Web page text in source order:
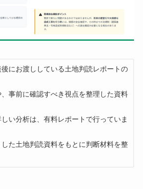
にお渡ししている土地判読レポートの
事前に確認すべき視点を整理した資料
い分析は、有料レポートで行っていま
た土地判読資料をもとに判断材料を整